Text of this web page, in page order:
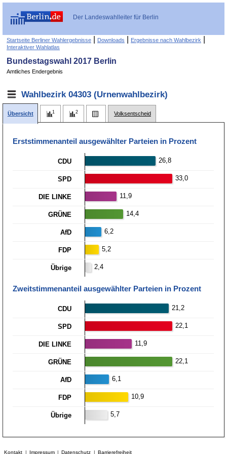
Der Landeswahlleiter für Berlin
Startseite Berliner Wahlergebnisse Downloads Ergebnisse nach Wahlbezirk
Interaktiver Wahlatlas
Bundestagswahl 2017 Berlin
Amtliches Endergebnis
Wahlbezirk 04303 (Urnenwahlbezirk)
Übersicht Volksentscheid
Erststimmen­anteil ausgewählter Parteien in Prozent
CDU 26,8
SPD 33,0
DIE LINKE 11,9
GRÜNE 14,4
AfD 6,2
FDP 5,2
Übrige 2,4
Zweitstimmen­anteil ausgewählter Parteien in Prozent
CDU 21,2
SPD 22,1
DIE LINKE 11,9
GRÜNE 22,1
AfD 6,1
FDP 10,9
Übrige 5,7
Kontakt Impressum Datenschutz Barrierefreiheit